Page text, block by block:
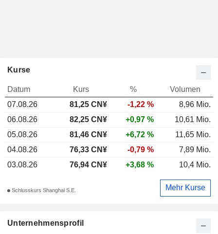
Unternehmensprofil
Kurse
Datum Kurs %
Volumen
07.08.26
81,25 CN¥ -1,22 %
8,96 Mio.
06.08.26
82,25 CN¥ +0,97 %
10,61 Mio.
05.08.26
81,46 CN¥ +6,72 %
11,65 Mio.
04.08.26
76,33 CN¥ -0,79 %
7,89 Mio.
03.08.26
76,94 CN¥ +3,68 % 10,4 Mio.
Schlusskurs Shanghai S.E. Mehr Kurse